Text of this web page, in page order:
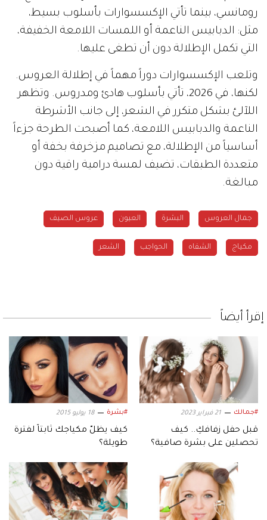
رومانسي، بينما تأتي الإكسسوارات بأسلوب بسيط،
مثل: الدبابيس الناعمة أو اللمسات اللامعة الخفيفة،
التي تكمل الإطلالة دون أن تطغى عليها.
وتلعب الإكسسوارات دوراً مهماً في إطلالة العروس.
لكنها، في 2026، تأتي بأسلوب هادئ ومدروس. وتظهر
اللآلئ بشكل متكرر في الشعر، إلى جانب الأشرطة
الناعمة والدبابيس اللامعة، كما أصبحت الطرحة جزءاً
أساسياً من الإطلالة، مع تصاميم مزخرفة بخفة أو
متعددة الطبقات، تضيف لمسة درامية راقية دون
مبالغة.
جمال العروس البشرة العيون عروس الصيف
مكياج الشفاه الحواجب الشعر
إقرأ أيضاً
#جمالك 21 فبراير 2023
قبل حفل زفافكِ.. كيف
تحصلين على بشرة صافية؟
#بشرة 18 يوليو 2015
كيف يظلّ مكياجك ثابتاً لفترة
طويلة؟